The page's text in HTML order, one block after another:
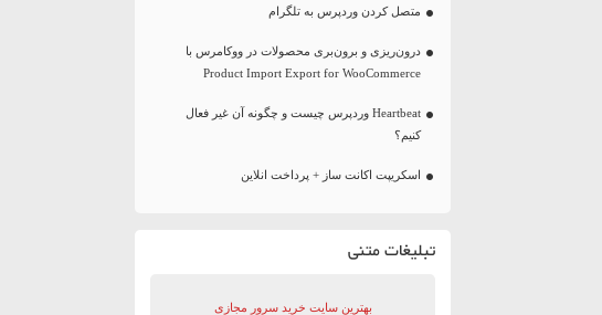
متصل کردن وردپرس به تلگرام
درون‌ریزی و برون‌بری محصولات در ووکامرس با
Product Import Export for WooCommerce
Heartbeat وردپرس چیست و چگونه آن غیر فعال
کنیم؟
اسکریپت اکانت ساز + پرداخت انلاین
تبلیغات متنی
بهترین سایت‌ خرید سرور مجازی